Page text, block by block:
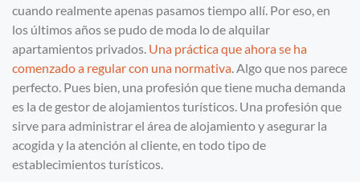
cuando realmente apenas pasamos tiempo allí. Por eso, en
los últimos años se pudo de moda lo de alquilar
apartamientos privados. Una práctica que ahora se ha
comenzado a regular con una normativa. Algo que nos parece
perfecto. Pues bien, una profesión que tiene mucha demanda
es la de gestor de alojamientos turísticos. Una profesión que
sirve para administrar el área de alojamiento y asegurar la
acogida y la atención al cliente, en todo tipo de
establecimientos turísticos.